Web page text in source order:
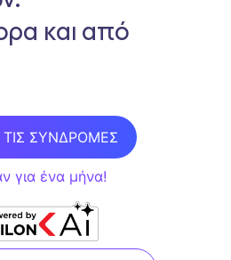
και από
ΤΙΣ ΣΥΝΔΡΟΜΕΣ
για ένα μήνα!